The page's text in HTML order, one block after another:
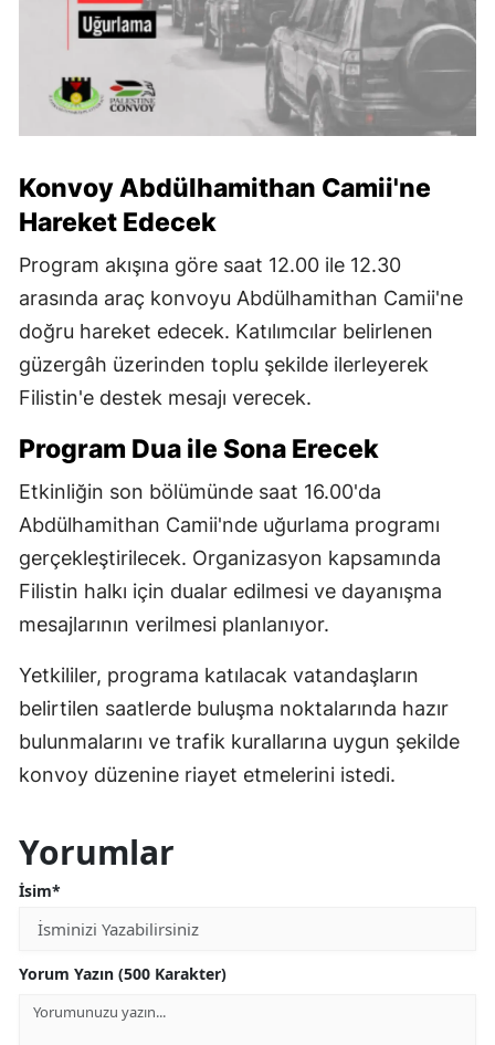
Konvoy Abdülhamithan Camii'ne
Hareket Edecek
Program akışına göre saat 12.00 ile 12.30
arasında araç konvoyu Abdülhamithan Camii'ne
doğru hareket edecek. Katılımcılar belirlenen
güzergâh üzerinden toplu şekilde ilerleyerek
Filistin'e destek mesajı verecek.
Program Dua ile Sona Erecek
Etkinliğin son bölümünde saat 16.00'da
Abdülhamithan Camii'nde uğurlama programı
gerçekleştirilecek. Organizasyon kapsamında
Filistin halkı için dualar edilmesi ve dayanışma
mesajlarının verilmesi planlanıyor.
Yetkililer, programa katılacak vatandaşların
belirtilen saatlerde buluşma noktalarında hazır
bulunmalarını ve trafik kurallarına uygun şekilde
konvoy düzenine riayet etmelerini istedi.
Yorumlar
İsim*
Yorum Yazın (500 Karakter)